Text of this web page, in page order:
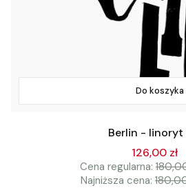
Do koszyka
Berlin - linoryt
126,00 zł
Cena regularna:
Najniższa cena: